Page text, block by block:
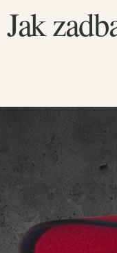
Jak